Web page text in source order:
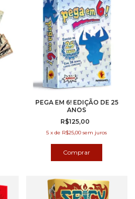
PEGA EM 6! EDIÇÃO DE 25
ANOS
R$125,00
5 xde R$25,00 sem juros